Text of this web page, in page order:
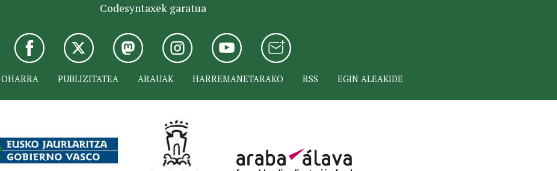
Codesyntaxek garatua
PUBLIZITATEA ARAUAK HARREMANETARAKO RSS EGIN ALEAKIDE